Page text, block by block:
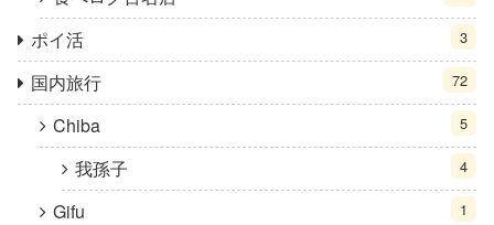
ポイ活 3
国内旅行 72
Chiba 5
我孫子 4
Gifu 1